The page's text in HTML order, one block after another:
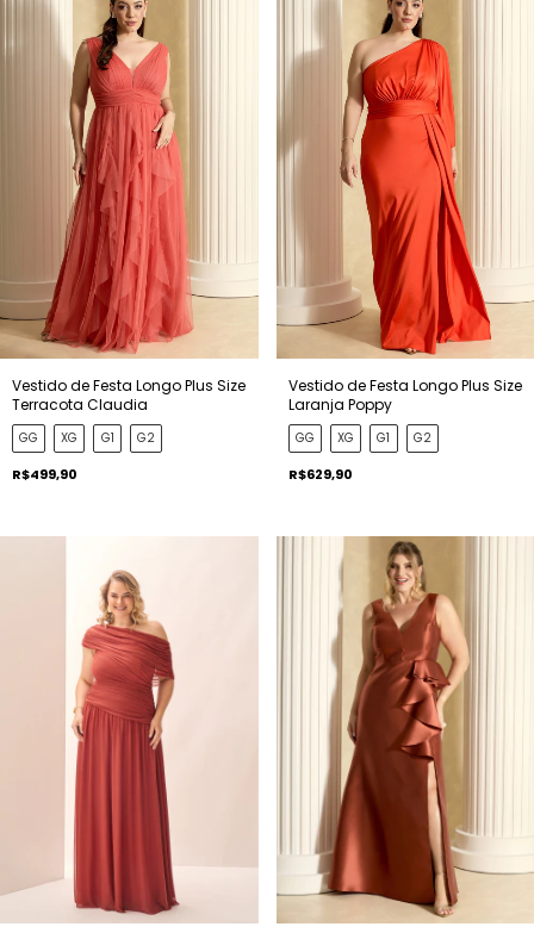
Vestido de Festa Longo Plus Size
Terracota Claudia
GG XG G1 G2
R$499,90
Vestido de Festa Longo Plus Size
Laranja Poppy
GG XG G1 G2
R$629,90